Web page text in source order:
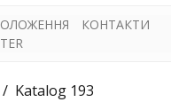
КОНТАКТИ
Katalog 193